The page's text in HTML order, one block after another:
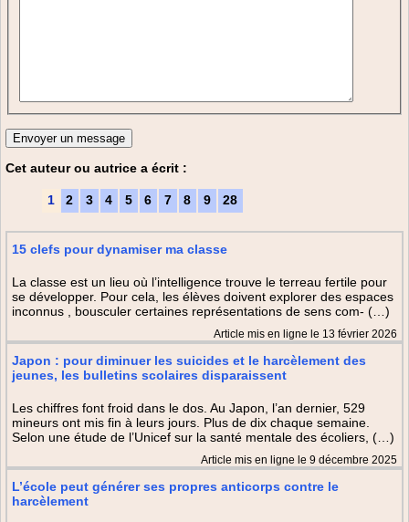
Cet auteur ou autrice a écrit :
1 2 3 4 5 6 7 8 9 28
15 clefs pour dynamiser ma classe
La classe est un lieu où l’intelligence trouve le terreau fertile pour
se développer. Pour cela, les élèves doivent explorer des espaces
inconnus , bousculer certaines représentations de sens com- (…)
Article mis en ligne le 13 février 2026
Japon : pour diminuer les suicides et le harcèlement des
jeunes, les bulletins scolaires disparaissent
Les chiffres font froid dans le dos. Au Japon, l’an dernier, 529
mineurs ont mis fin à leurs jours. Plus de dix chaque semaine.
Selon une étude de l’Unicef sur la santé mentale des écoliers, (…)
Article mis en ligne le 9 décembre 2025
L’école peut générer ses propres anticorps contre le
harcèlement